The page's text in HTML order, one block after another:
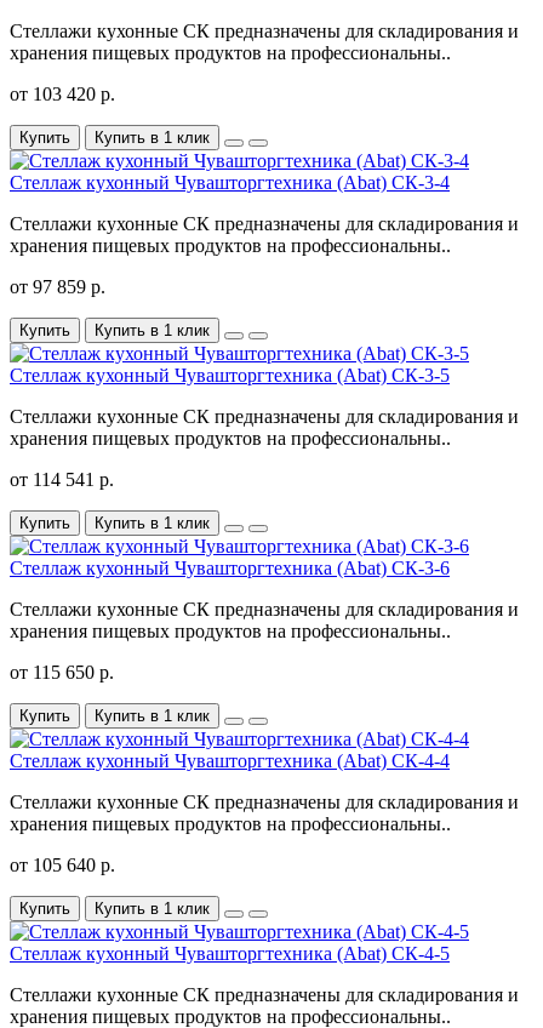
Стеллажи кухонные СК предназначены для складирования и
хранения пищевых продуктов на профессиональны..
от 103 420 р.
Купить Купить в 1 клик
Стеллаж кухонный Чувашторгтехника (Abat) CК-3-4
Стеллажи кухонные СК предназначены для складирования и
хранения пищевых продуктов на профессиональны..
от 97 859 р.
Купить Купить в 1 клик
Стеллаж кухонный Чувашторгтехника (Abat) CК-3-5
Стеллажи кухонные СК предназначены для складирования и
хранения пищевых продуктов на профессиональны..
от 114 541 р.
Купить Купить в 1 клик
Стеллаж кухонный Чувашторгтехника (Abat) CК-3-6
Стеллажи кухонные СК предназначены для складирования и
хранения пищевых продуктов на профессиональны..
от 115 650 р.
Купить Купить в 1 клик
Стеллаж кухонный Чувашторгтехника (Abat) CК-4-4
Стеллажи кухонные СК предназначены для складирования и
хранения пищевых продуктов на профессиональны..
от 105 640 р.
Купить Купить в 1 клик
Стеллаж кухонный Чувашторгтехника (Abat) CК-4-5
Стеллажи кухонные СК предназначены для складирования и
хранения пищевых продуктов на профессиональны..